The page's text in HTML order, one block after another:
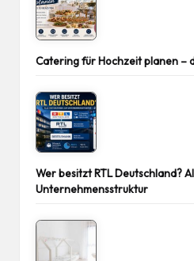
Catering für Hochzeit planen –
Wer besitzt RTL Deutschland?
Unternehmensstruktur